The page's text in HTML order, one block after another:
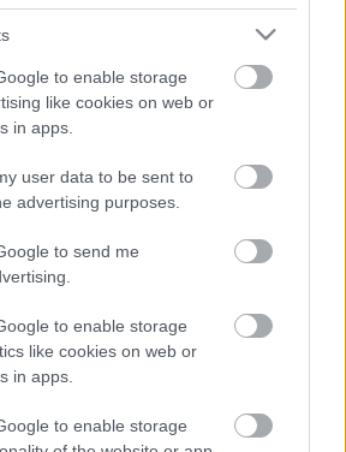
to enable storage
like cookies on web or
in apps.
user data to be sent to
advertising purposes.
to send me
to enable storage
like cookies on web or
in apps.
to enable storage
Zwickl
18.
rugalmas Szín: félbarna